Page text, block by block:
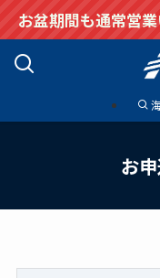
お盆期間も通常営
お